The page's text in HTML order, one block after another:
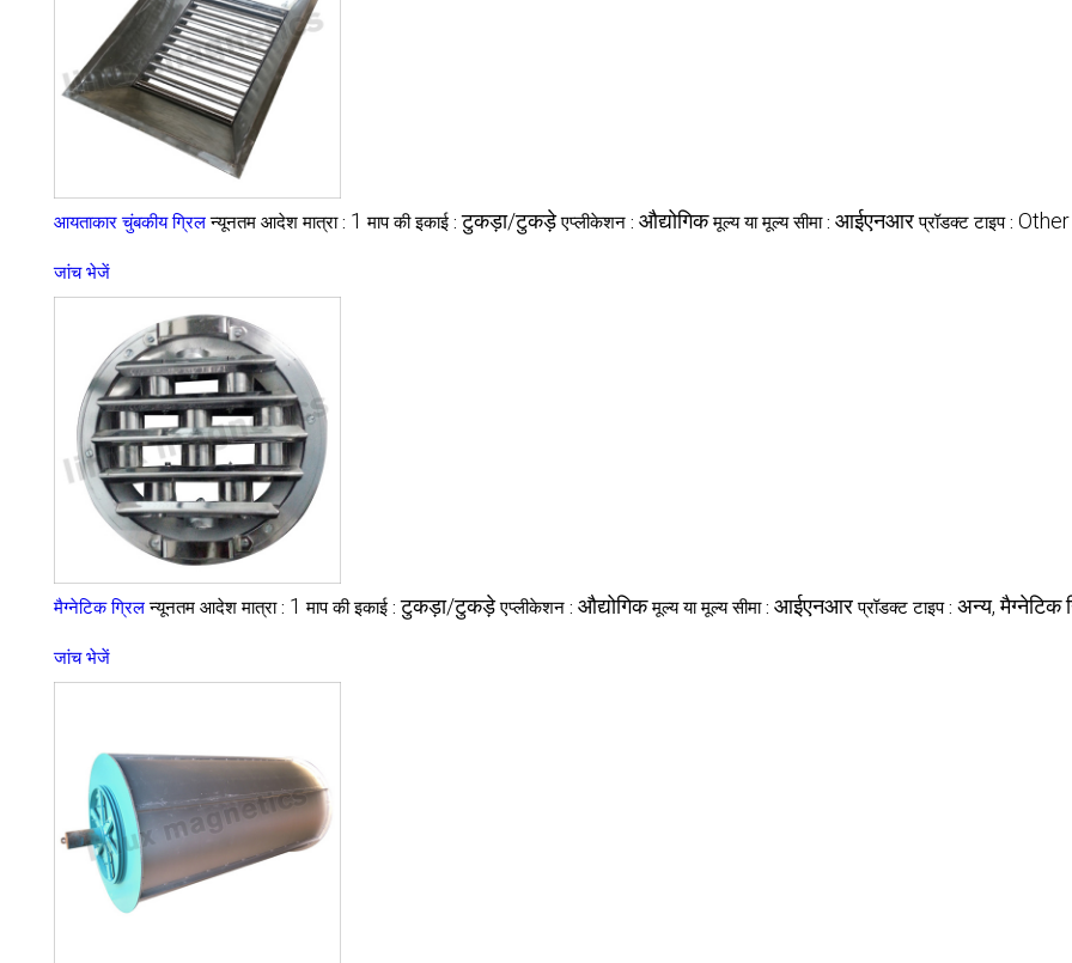
आयताकार चुंबकीय ग्रिल न्यूनतम आदेश मात्रा : 1 माप की इकाई :टुकड़ा/टुकड़े एप्लीकेशन : औद्योगिक मूल्य या मूल्य सीमा : आईएनआर प्रॉडक्ट टाइप : Other
जांच भेजें
मैग्नेटिक ग्रिल न्यूनतम आदेश मात्रा : 1 माप की इकाई :टुकड़ा/टुकड़े एप्लीकेशन : औद्योगिक मूल्य या मूल्य सीमा : आईएनआर प्रॉडक्ट टाइप : अन्य, मैग्नेटिक
जांच भेजें